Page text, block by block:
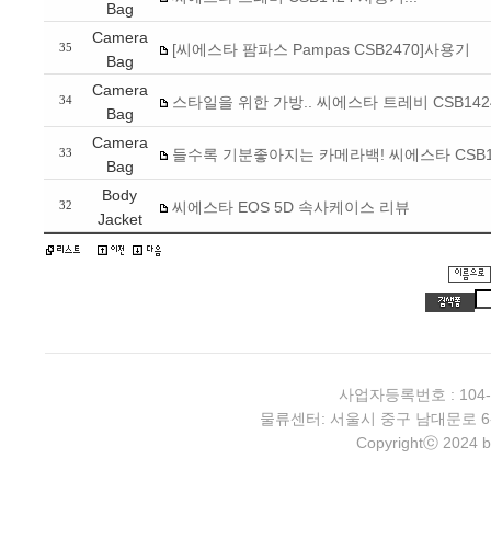
Bag
35
Camera
Bag
[씨에스타 팜파스 Pampas CSB2470]사용기
34
Camera
Bag
스타일을 위한 가방.. 씨에스타 트레비
33
Camera
Bag
들수록 기분좋아지는 카메라백! 씨에스타
32
Body
Jacket
씨에스타 EOS 5D 속사케이스 리뷰
사업자등록번호 :
물류센터: 서울시 중구 남대문로
Copyrightⓒ 2024